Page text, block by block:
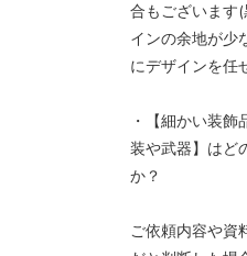
合もございます
インの余地が少
にデザインを任
・【細かい装
装や武器】はど
か？
ご依頼内容や資